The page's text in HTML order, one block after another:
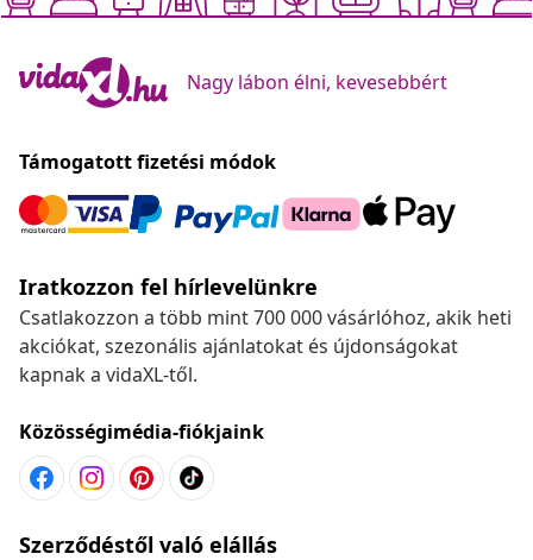
Nagy lábon élni, kevesebbért
Támogatott fizetési módok
Iratkozzon fel hírlevelünkre
Csatlakozzon a több mint 700 000 vásárlóhoz, akik heti
akciókat, szezonális ajánlatokat és újdonságokat
kapnak a vidaXL-től.
Közösségimédia-fiókjaink
Szerződéstől való elállás